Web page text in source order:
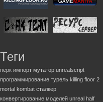
Теги
перк импорт мутатор unrealscript
программирование турель killing floor 2
mortal kombat сталкер
конвертирование моделей unreal half